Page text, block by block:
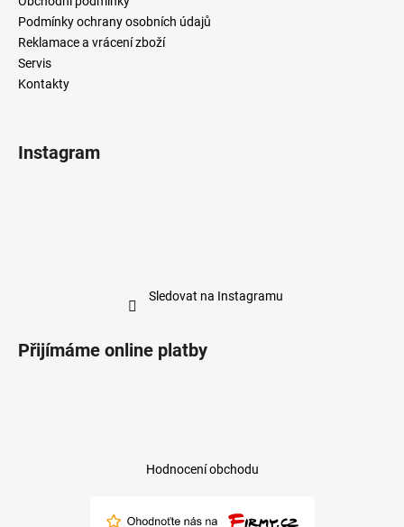
Podmínky ochrany osobních údajů
Reklamace a vrácení zboží
Servis
Kontakty
Instagram
Sledovat na Instagramu
Přijímáme online platby
Hodnocení obchodu